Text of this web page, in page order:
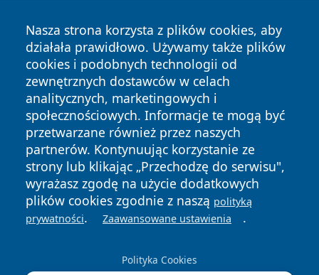
Nasza strona korzysta z plików cookies, aby
działała prawidłowo. Używamy także plików
cookies i podobnych technologii od
zewnętrznych dostawców w celach
analitycznych, marketingowych i
społecznościowych. Informacje te mogą być
przetwarzane również przez naszych
partnerów. Kontynuując korzystanie ze
strony lub klikając „Przechodzę do serwisu",
wyrażasz zgodę na użycie dodatkowych
plików cookies zgodnie z naszą polityką
prywatności. Zaawansowane ustawienia .
Polityka Cookies
Copyright © 2026 zycieboleslawca.pl Wszystkie prawa
zastrzeżone.
News Autorzy
Polityka
Prywatności
Polityka
Cookies